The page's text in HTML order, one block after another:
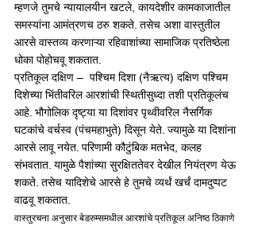
म्हणजे तुमचे न्यायालयीन खटले, कायदेशीर कामकाजातील
समस्यांना आमंत्रणच ठरु शकते. तसेच अशा वास्तुतील
आरसे वास्तव्य करणाऱ्या रहिवाशांच्या सामाजिक प्रतिष्ठेला
धोका पोहोचवू शकतात.
प्रतिकूल दक्षिण –  पश्चिम दिशा (नैऋत्य) दक्षिण पश्चिम
दिशेच्या भिंतीवरिल आरशांची स्थितीसुध्दा तशी प्रतिकूलंच
आहे. भौगोलिक दृष्ट्या या दिशांवर पृथ्वीवरिल नैसर्गिक
घटकांचे वर्चस्व (पंचमहाभुते) दिसून येते. ज्यामुळे या दिशांना
आरसे लावू नयेत. परिणामी कौटुंबिक मतभेद, कलह
संभवतात. यामुळे पैशांच्या सुरक्षिततेवर देखील नियंत्रण येऊ
शकते. तसेच यादिशेचे आरसे हे तुमचे व्यर्थं खर्चं दामदुप्पट
वाढवू शकतात.
वास्तुरचना अनुसार बेडरुम्समधील आरशांचे प्रतिकूल अनिष्ठ ठिकाणे